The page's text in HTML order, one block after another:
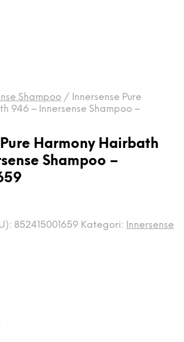
Shampoo / Innersense Pure
946 – Innersense Shampoo –
Harmony Hairbath
Shampoo –
852415001659 Kategori: Innersense